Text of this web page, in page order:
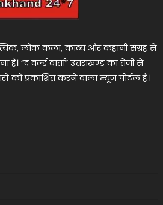
लोक कला, काव्य और कहानी संग्रह से
“द वर्ल्ड वार्ता” उत्तराखण्ड का तेजी से
को प्रकाशित करने वाला न्यूज पोर्टल है।